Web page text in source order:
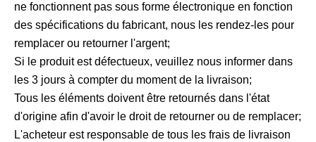
ne fonctionnent pas sous forme électronique en fonction
des spécifications du fabricant, nous les rendez-les pour
remplacer ou retourner l'argent;
Si le produit est défectueux, veuillez nous informer dans
les 3 jours à compter du moment de la livraison;
Tous les éléments doivent être retournés dans l'état
d'origine afin d'avoir le droit de retourner ou de remplacer;
L'acheteur est responsable de tous les frais de livraison